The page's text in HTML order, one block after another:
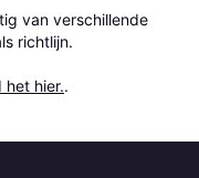
van verschillende
richtlijn.
het hier..